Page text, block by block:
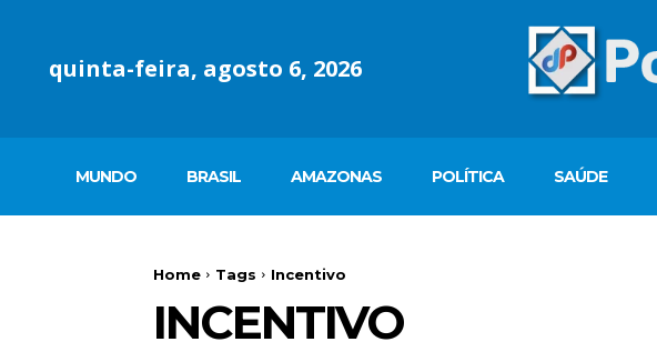
quinta-feira, agosto 6, 2026
MUNDO BRASIL AMAZONAS POLÍTICA SAÚDE
Home Tags Incentivo
INCENTIVO